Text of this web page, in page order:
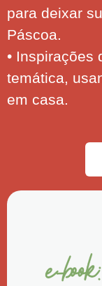
para deixar
Páscoa.
• Inspirações
temática,
em casa.